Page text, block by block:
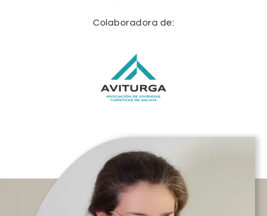
Colaboradora de: